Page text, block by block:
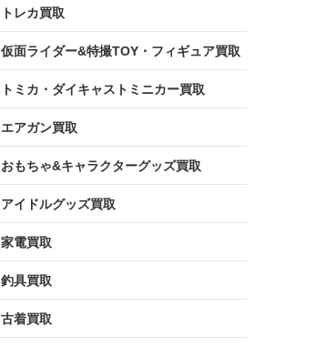
トレカ買取
仮面ライダー&特撮TOY・フィギュア買取
トミカ・ダイキャストミニカー買取
エアガン買取
おもちゃ&キャラクターグッズ買取
アイドルグッズ買取
家電買取
釣具買取
古着買取